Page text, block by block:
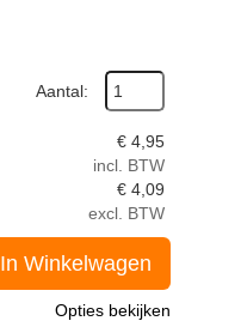
Aantal:
€ 4,95
incl. BTW
€ 4,09
excl. BTW
In Winkelwagen
Opties bekijken